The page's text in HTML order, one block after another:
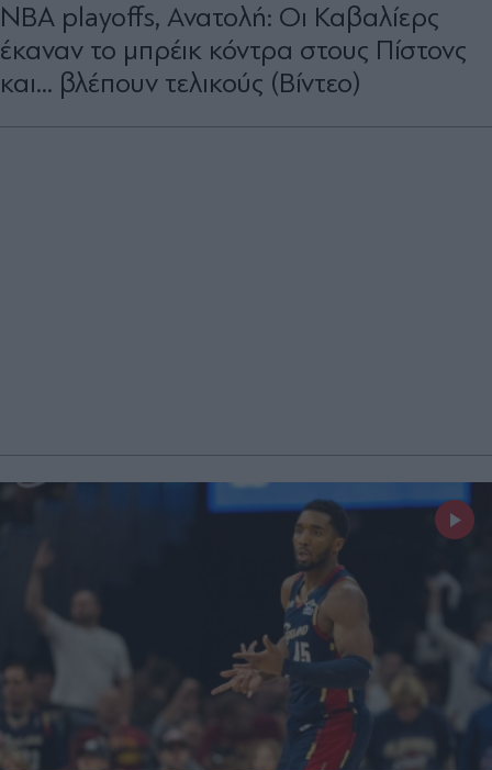
NBA playoffs, Ανατολή: Οι Καβαλίερς
έκαναν το μπρέικ κόντρα στους Πίστονς
και... βλέπουν τελικούς (Βίντεο)